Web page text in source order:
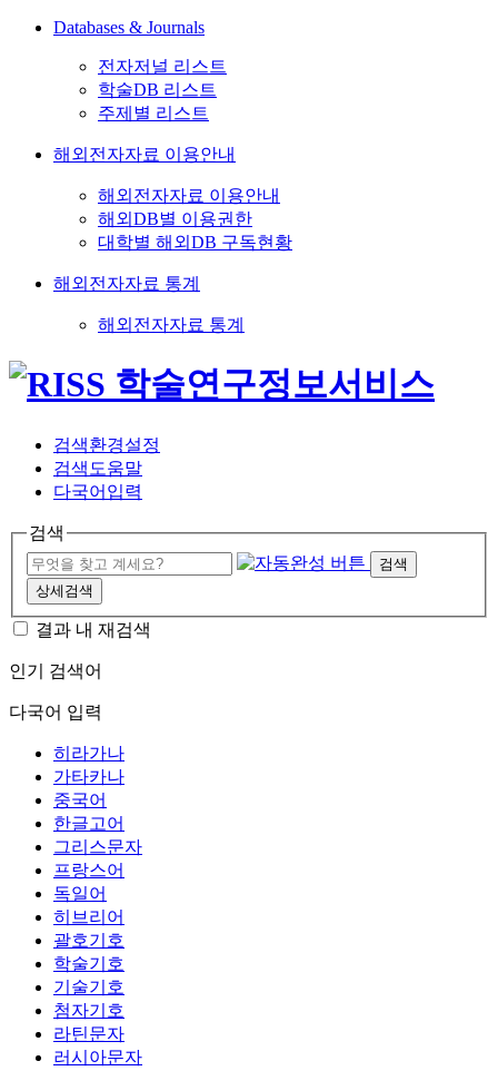
Databases & Journals
전자저널 리스트
학술DB 리스트
주제별 리스트
해외전자자료 이용안내
해외전자자료 이용안내
해외DB별 이용권한
대학별 해외DB 구독현황
해외전자자료 통계
해외전자자료 통계
검색환경설정
검색도움말
다국어입력
검색
검색
상세검색
결과 내 재검색
인기 검색어
다국어 입력
히라가나
가타카나
중국어
한글고어
그리스문자
프랑스어
독일어
히브리어
괄호기호
학술기호
기술기호
첨자기호
라틴문자
러시아문자